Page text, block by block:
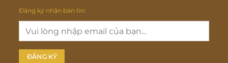
Đăng ký nhận bản tin: